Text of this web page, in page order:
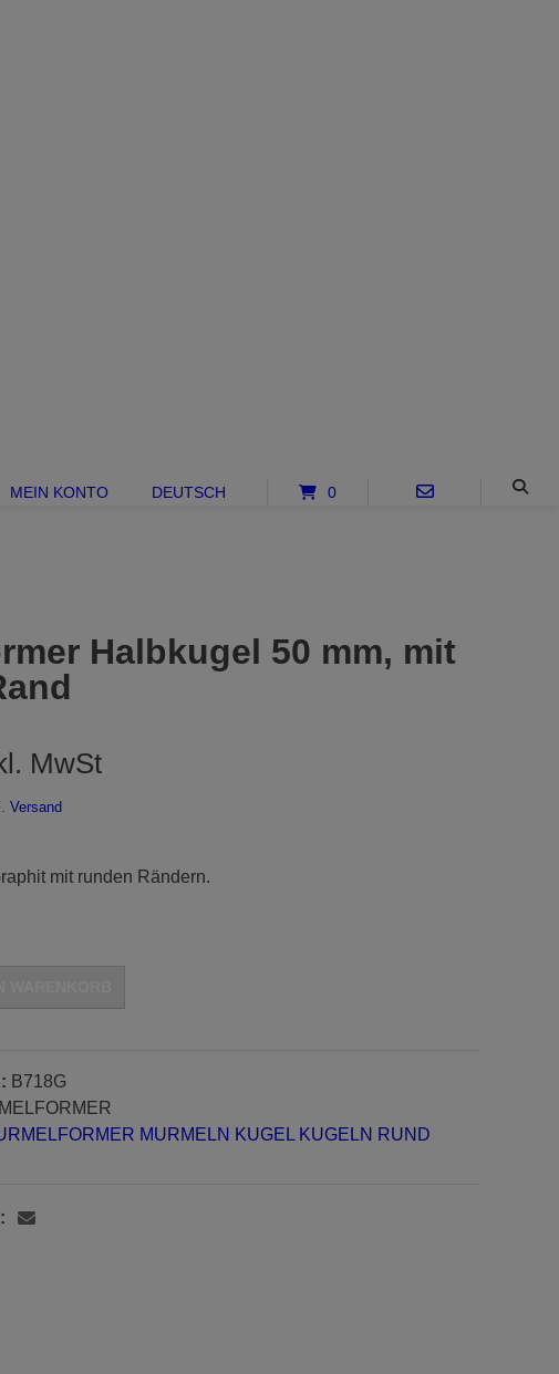
MEIN KONTO DEUTSCH 0
Halbkugel 50 mm, mit
MwSt
Versand
mit runden Rändern.
B718G
MURMELN KUGEL KUGELN RUND